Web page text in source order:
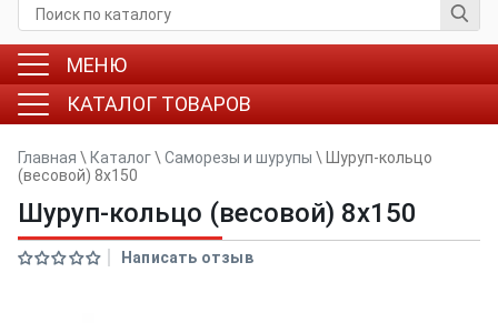
МЕНЮ
КАТАЛОГ ТОВАРОВ
Главная \ Каталог\ Саморезы и шурупы \
Шуруп-кольцо
(весовой) 8х150
Шуруп-кольцо (весовой) 8х150
Написать отзыв